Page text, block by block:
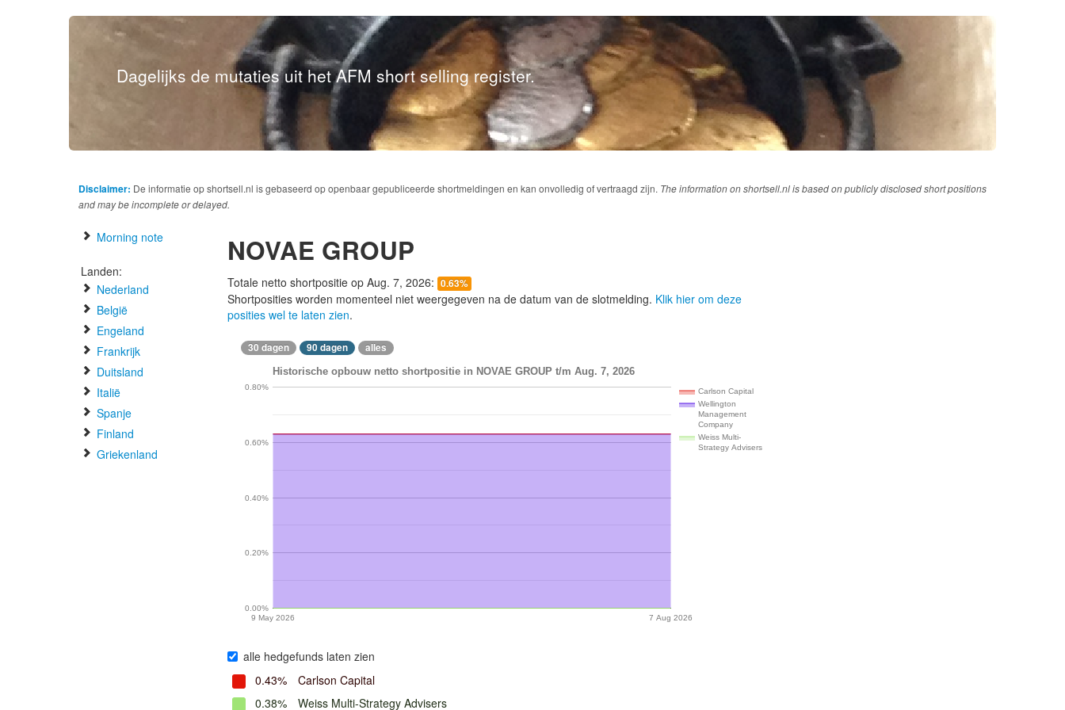
Dagelijks de mutaties uit het AFM short selling register.
Disclaimer: De informatie op shortsell.nl is gebaseerd op openbaar gepubliceerde shortmeldingen en kan onvolledig of vertraagd zijn. The information on shortsell.nl is based on publicly disclosed short positions
and may be incomplete or delayed.
Morning note
Landen:
Nederland
België
Engeland
Frankrijk
Duitsland
Italië
Spanje
Finland
Griekenland
NOVAE GROUP
Totale netto shortpositie op Aug. 7, 2026: 0.63%
Shortposities worden momenteel niet weergegeven na de datum van de slotmelding. Klik hier om deze
posities wel te laten zien.
30 dagen 90 dagen alles
Historische opbouw netto shortpositie in NOVAE GROUP t/m Aug. 7, 2026
Carlson Capital
Wellington
Management
Company
Weiss Multi-
Strategy Advisers
9 May 2026 7 Aug 2026
0.00%
0.20%
0.40%
0.60%
0.80%
alle hedgefunds laten zien
0.43%
Carlson Capital
0.38%
Weiss Multi-Strategy Advisers